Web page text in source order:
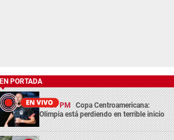
EN PORTADA
13:29 PM Copa Centroamericana:
Olimpia está perdiendo en terrible inicio